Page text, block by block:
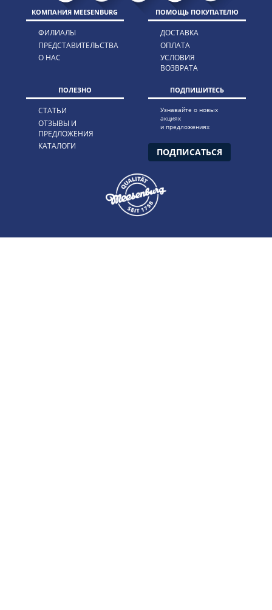
КОМПАНИЯ MEESENBURG
ФИЛИАЛЫ
ПРЕДСТАВИТЕЛЬСТВА
О НАС
ПОМОЩЬ ПОКУПАТЕЛЮ
ДОСТАВКА
ОПЛАТА
УСЛОВИЯ
ВОЗВРАТА
ПОЛЕЗНО
СТАТЬИ
ОТЗЫВЫ И
ПРЕДЛОЖЕНИЯ
КАТАЛОГИ
ПОДПИШИТЕСЬ
Узнавайте о новых
акциях
и предложениях
ПОДПИСАТЬСЯ